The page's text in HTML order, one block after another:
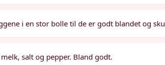
i en stor bolle til de er godt blandet og
salt og pepper. Bland godt.